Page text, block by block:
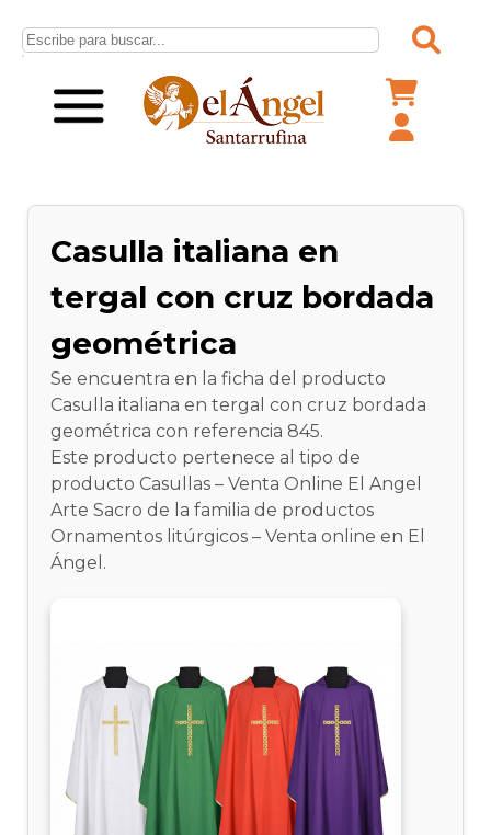
Casulla italiana en
tergal con cruz bordada
geométrica
Se encuentra en la ficha del producto
Casulla italiana en tergal con cruz bordada
geométrica con referencia 845.
Este producto pertenece al tipo de
producto Casullas – Venta Online El Angel
Arte Sacro de la familia de productos
Ornamentos litúrgicos – Venta online en El
Ángel.